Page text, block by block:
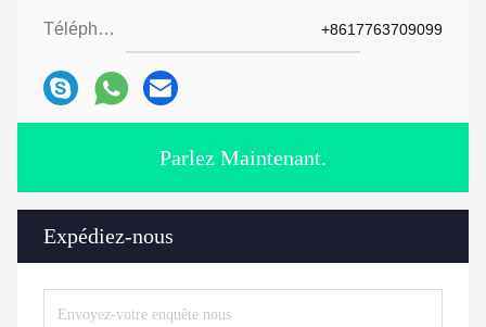
Téléphone: +8617763709099
Parlez Maintenant.
Expédiez-nous